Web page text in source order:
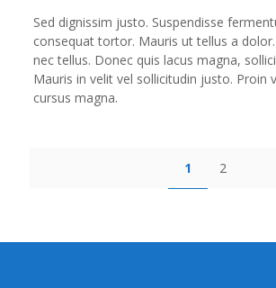
Sed dignissim justo. Suspendisse
consequat tortor. Mauris ut tellus a dolor.
nec tellus. Donec quis lacus magna,
Mauris in velit vel sollicitudin justo. Proin
cursus magna.
1 2